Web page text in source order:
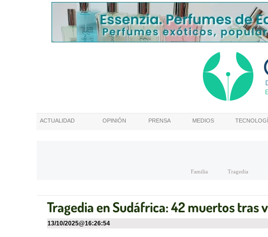
ACTUALIDAD OPINIÓN PRENSA MEDIOS
Familia Tragedia
Tragedia en Sudáfrica: 42 muertos tras
13/10/2025@16:26:54